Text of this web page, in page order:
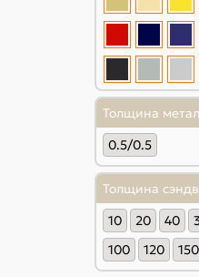
Толщина
0.5/0.5
Толщина
10
20 40
100
120 150